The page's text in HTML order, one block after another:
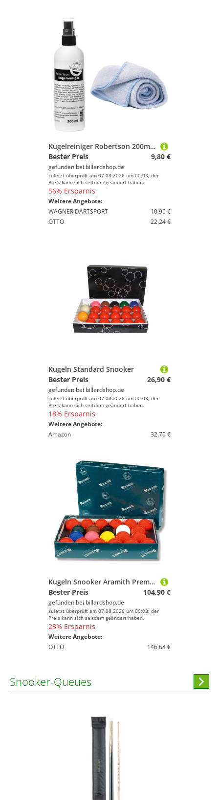
Kugelreiniger Robertson 200ml inkl. Mikrofasertuch
Bester Preis
9,80 €
gefunden bei billardshop.de
zuletzt überprüft am 07.08.2026 um 00:03; der
Preis kann sich seitdem geändert haben.
56% Ersparnis
Weitere Angebote:
WAGNER DARTSPORT
10,95 €
OTTO
22,24 €
Kugeln Standard Snooker
Bester Preis
26,90 €
gefunden bei billardshop.de
zuletzt überprüft am 07.08.2026 um 00:03; der
Preis kann sich seitdem geändert haben.
18% Ersparnis
Weitere Angebote:
Amazon
32,70 €
Kugeln Snooker Aramith Premier 52,4mm
Bester Preis
104,90 €
gefunden bei billardshop.de
zuletzt überprüft am 07.08.2026 um 00:03; der
Preis kann sich seitdem geändert haben.
28% Ersparnis
Weitere Angebote:
OTTO
146,64 €
Snooker-Queues